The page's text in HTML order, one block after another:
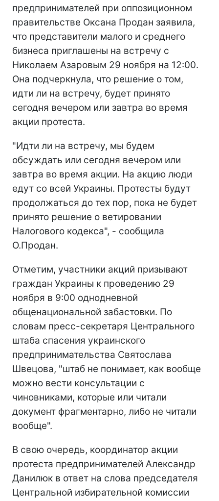
предпринимателей при оппозиционном
правительстве Оксана Продан заявила,
что представители малого и среднего
бизнеса приглашены на встречу с
Николаем Азаровым 29 ноября на 12:00.
Она подчеркнула, что решение о том,
идти ли на встречу, будет принято
сегодня вечером или завтра во время
акции протеста.
"Идти ли на встречу, мы будем
обсуждать или сегодня вечером или
завтра во время акции. На акцию люди
едут со всей Украины. Протесты будут
продолжаться до тех пор, пока не будет
принято решение о ветировании
Налогового кодекса", - сообщила
О.Продан.
Отметим, участники акций призывают
граждан Украины к проведению 29
ноября в 9:00 однодневной
общенациональной забастовки. По
словам пресс-секретаря Центрального
штаба спасения украинского
предпринимательства Святослава
Швецова, "штаб не понимает, как вообще
можно вести консультации с
чиновниками, которые или читали
документ фрагментарно, либо не читали
вообще".
В свою очередь, координатор акции
протеста предпринимателей Александр
Данилюк в ответ на слова председателя
Центральной избирательной комиссии